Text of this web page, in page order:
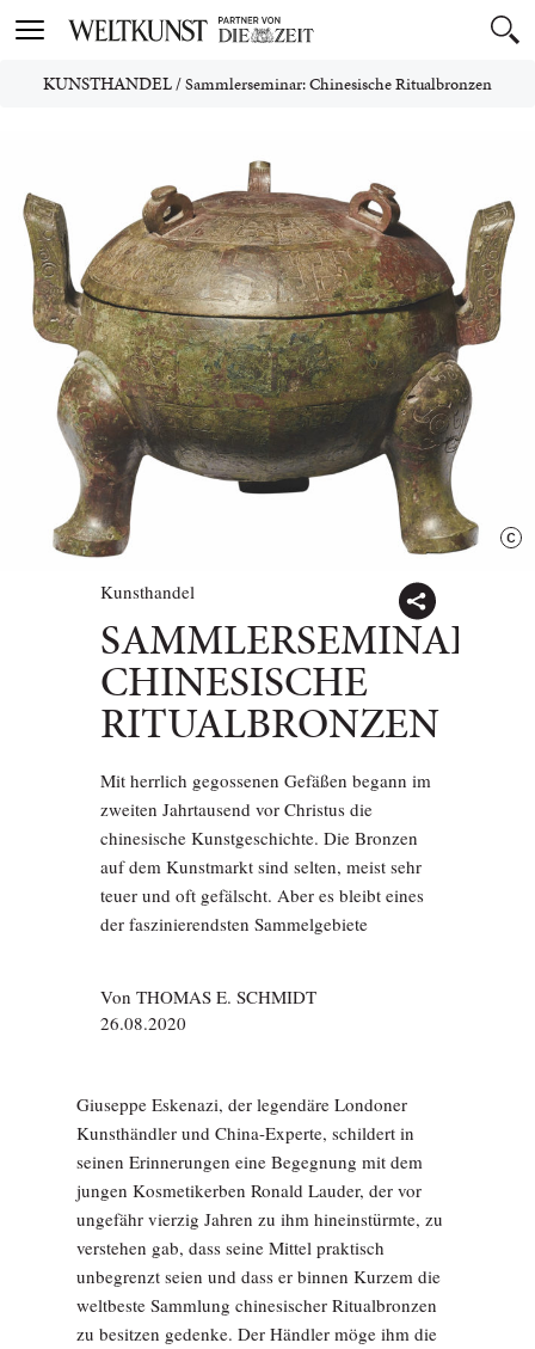
Toggle
KUNSTHANDEL/Sammlerseminar: Chinesische Ritualbronzen
Kunsthandel
SAMMLERSEMINAR:
CHINESISCHE
RITUALBRONZEN
Mit herrlich gegossenen Gefäßen begann im
zweiten Jahrtausend vor Christus die
chinesische Kunstgeschichte. Die Bronzen
auf dem Kunstmarkt sind selten, meist sehr
teuer und oft gefälscht. Aber es bleibt eines
der faszinierendsten Sammelgebiete
Von THOMAS E. SCHMIDT
26.08.2020
Giuseppe Eskenazi, der legendäre Londoner
Kunsthändler und China-Experte, schildert in
seinen Erinnerungen eine Begegnung mit dem
jungen Kosmetikerben Ronald Lauder, der vor
ungefähr vierzig Jahren zu ihm hineinstürmte, zu
verstehen gab, dass seine Mittel praktisch
unbegrenzt seien und dass er binnen Kurzem die
weltbeste Sammlung chinesischer Ritualbronzen
zu besitzen gedenke. Der Händler möge ihm die